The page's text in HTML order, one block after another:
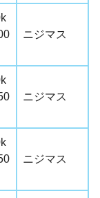
ニジマス
ニジマス
ニジマス